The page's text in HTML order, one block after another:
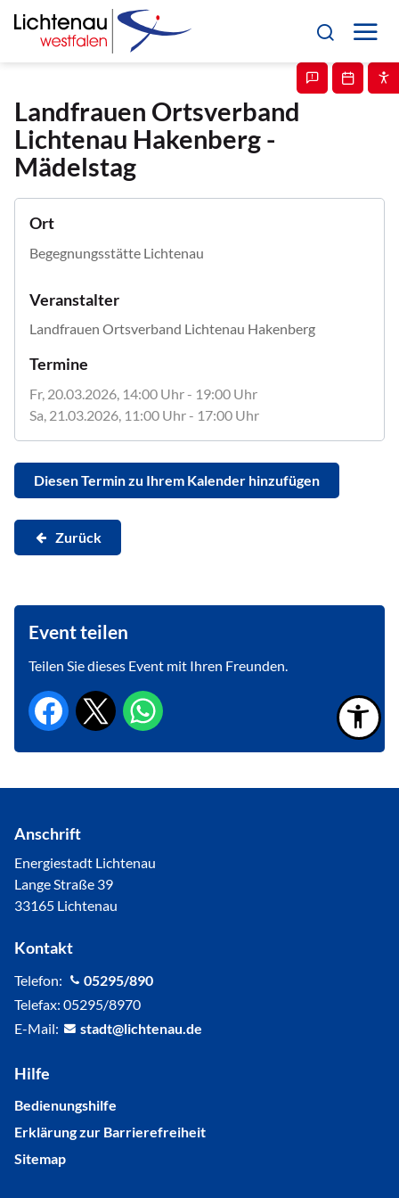
Landfrauen Ortsverband
Lichtenau Hakenberg -
Mädelstag
Ort
Begegnungsstätte Lichtenau
Veranstalter
Landfrauen Ortsverband Lichtenau Hakenberg
Termine
Fr, 20.03.2026 , 14:00 Uhr- 19:00 Uhr
Sa, 21.03.2026 , 11:00 Uhr- 17:00 Uhr
Diesen Termin zu Ihrem Kalender hinzufügen
Zurück
Event teilen
Teilen Sie dieses Event mit Ihren Freunden.
Anschrift
Energiestadt Lichtenau
Lange Straße 39
33165 Lichtenau
Kontakt
Telefon:
05295/890
Telefax: 05295/8970
E-Mail:
st dt l cht n d
Hilfe
Bedienungshilfe
Erklärung zur Barrierefreiheit
Sitemap